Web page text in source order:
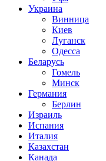
Украина
Винница
Киев
Луганск
Одесса
Беларусь
Гомель
Минск
Германия
Берлин
Израиль
Испания
Италия
Казахстан
Канада